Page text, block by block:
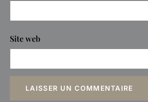
Site web